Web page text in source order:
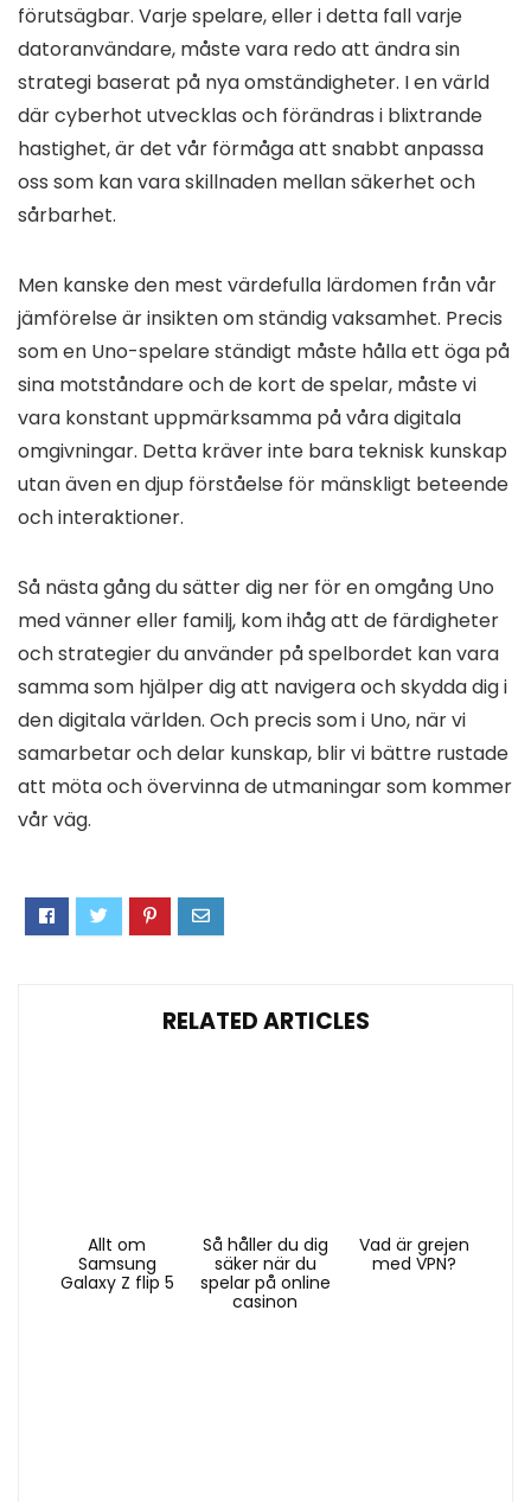
förutsägbar. Varje spelare, eller i detta fall varje
datoranvändare, måste vara redo att ändra sin
strategi baserat på nya omständigheter. I en värld
där cyberhot utvecklas och förändras i blixtrande
hastighet, är det vår förmåga att snabbt anpassa
oss som kan vara skillnaden mellan säkerhet och
sårbarhet.
Men kanske den mest värdefulla lärdomen från vår
jämförelse är insikten om ständig vaksamhet. Precis
som en Uno-spelare ständigt måste hålla ett öga på
sina motståndare och de kort de spelar, måste vi
vara konstant uppmärksamma på våra digitala
omgivningar. Detta kräver inte bara teknisk kunskap
utan även en djup förståelse för mänskligt beteende
och interaktioner.
Så nästa gång du sätter dig ner för en omgång Uno
med vänner eller familj, kom ihåg att de färdigheter
och strategier du använder på spelbordet kan vara
samma som hjälper dig att navigera och skydda dig i
den digitala världen. Och precis som i Uno, när vi
samarbetar och delar kunskap, blir vi bättre rustade
att möta och övervinna de utmaningar som kommer
vår väg.
RELATED ARTICLES
Allt om
Samsung
Galaxy Z flip 5
Så håller du dig
säker när du
spelar på online
casinon
Vad är grejen
med VPN?